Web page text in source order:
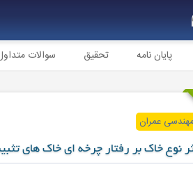
پایان نامه تحقیق سوالات
مهندسی عمران
نوع خاک بر رفتار چرخه ای خاک های